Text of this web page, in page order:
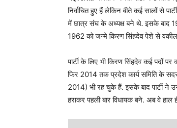
निर्वाचित हुए हैं लेकिन बीते कई सालों से
में छात्र संघ के अध्‍यक्ष बने थे. इसके बाद
1962 को जन्‍मे किरण सिंहदेव पेशे से
पार्टी के लिए भी किरण सिंहदेव कई
फिर 2014 तक प्रदेश कार्य समिति के
2014) भी रह चुके हैं. इसके बाद पार्टी ने
हराकर पहली बार विधायक बने. अब वे